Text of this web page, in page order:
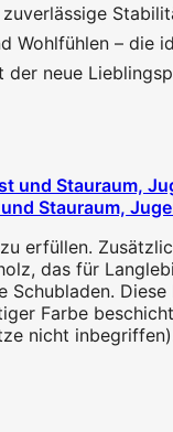
zuverlässige
Wohlfühlen – die
der neue
Stauraum,
erfüllen.
das für
Farbe
nicht